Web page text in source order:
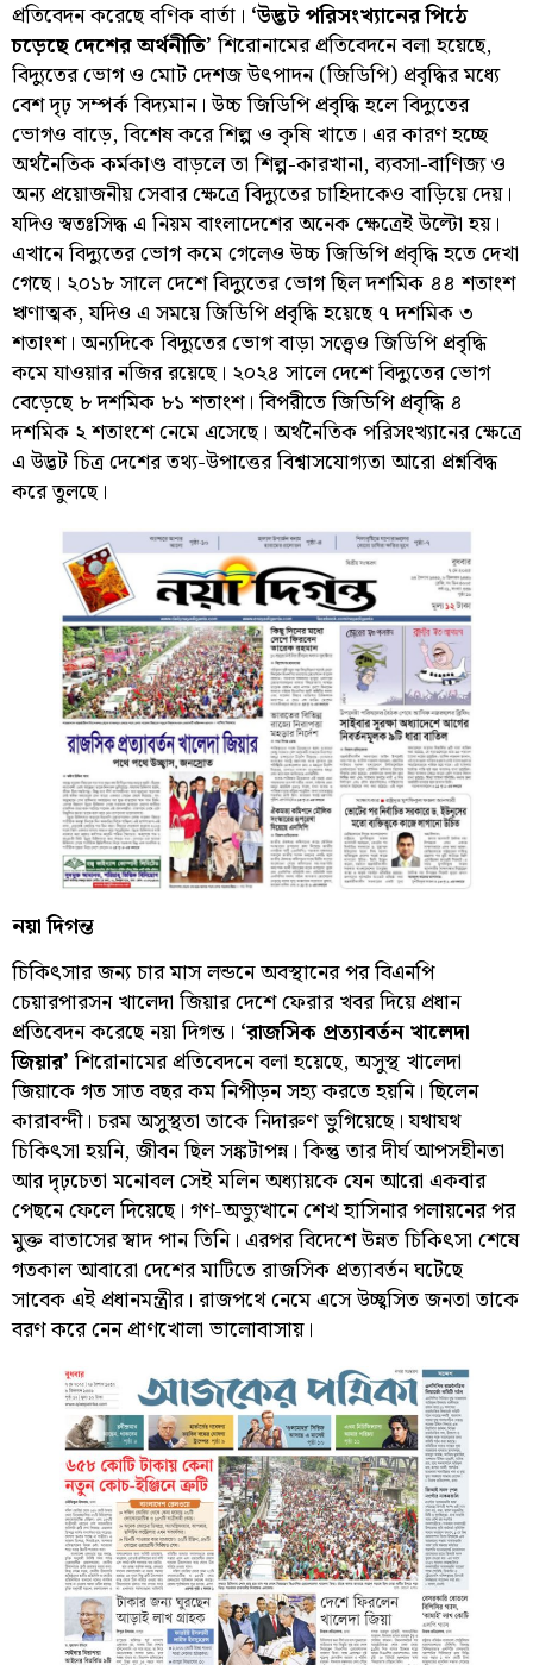
প্রতিবেদন করেছে বণিক বার্তা। ‘উদ্ভট পরিসংখ্যানের পিঠে
চড়েছে দেশের অর্থনীতি’ শিরোনামের প্রতিবেদনে বলা হয়েছে,
বিদ্যুতের ভোগ ও মোট দেশজ উৎপাদন (জিডিপি) প্রবৃদ্ধির মধ্যে
বেশ দৃঢ় সম্পর্ক বিদ্যমান। উচ্চ জিডিপি প্রবৃদ্ধি হলে বিদ্যুতের
ভোগও বাড়ে, বিশেষ করে শিল্প ও কৃষি খাতে। এর কারণ হচ্ছে
অর্থনৈতিক কর্মকাণ্ড বাড়লে তা শিল্প-কারখানা, ব্যবসা-বাণিজ্য ও
অন্য প্রয়োজনীয় সেবার ক্ষেত্রে বিদ্যুতের চাহিদাকেও বাড়িয়ে দেয়।
যদিও স্বতঃসিদ্ধ এ নিয়ম বাংলাদেশের অনেক ক্ষেত্রেই উল্টো হয়।
এখানে বিদ্যুতের ভোগ কমে গেলেও উচ্চ জিডিপি প্রবৃদ্ধি হতে দেখা
গেছে। ২০১৮ সালে দেশে বিদ্যুতের ভোগ ছিল দশমিক ৪৪ শতাংশ
ঋণাত্মক, যদিও এ সময়ে জিডিপি প্রবৃদ্ধি হয়েছে ৭ দশমিক ৩
শতাংশ। অন্যদিকে বিদ্যুতের ভোগ বাড়া সত্ত্বেও জিডিপি প্রবৃদ্ধি
কমে যাওয়ার নজির রয়েছে। ২০২৪ সালে দেশে বিদ্যুতের ভোগ
বেড়েছে ৮ দশমিক ৮১ শতাংশ। বিপরীতে জিডিপি প্রবৃদ্ধি ৪
দশমিক ২ শতাংশে নেমে এসেছে। অর্থনৈতিক পরিসংখ্যানের ক্ষেত্রে
এ উদ্ভট চিত্র দেশের তথ্য-উপাত্তের বিশ্বাসযোগ্যতা আরো প্রশ্নবিদ্ধ
করে তুলছে।
নয়া দিগন্ত
চিকিৎসার জন্য চার মাস লন্ডনে অবস্থানের পর বিএনপি
চেয়ারপারসন খালেদা জিয়ার দেশে ফেরার খবর দিয়ে প্রধান
প্রতিবেদন করেছে নয়া দিগন্ত। ‘রাজসিক প্রত্যাবর্তন খালেদা
জিয়ার’ শিরোনামের প্রতিবেদনে বলা হয়েছে, অসুস্থ খালেদা
জিয়াকে গত সাত বছর কম নিপীড়ন সহ্য করতে হয়নি। ছিলেন
কারাবন্দী। চরম অসুস্থতা তাকে নিদারুণ ভুগিয়েছে। যথাযথ
চিকিৎসা হয়নি, জীবন ছিল সঙ্কটাপন্ন। কিন্তু তার দীর্ঘ আপসহীনতা
আর দৃঢ়চেতা মনোবল সেই মলিন অধ্যায়কে যেন আরো একবার
পেছনে ফেলে দিয়েছে। গণ-অভ্যুত্থানে শেখ হাসিনার পলায়নের পর
মুক্ত বাতাসের স্বাদ পান তিনি। এরপর বিদেশে উন্নত চিকিৎসা শেষে
গতকাল আবারো দেশের মাটিতে রাজসিক প্রত্যাবর্তন ঘটেছে
সাবেক এই প্রধানমন্ত্রীর। রাজপথে নেমে এসে উচ্ছ্বসিত জনতা তাকে
বরণ করে নেন প্রাণখোলা ভালোবাসায়।